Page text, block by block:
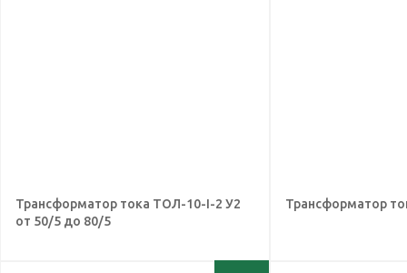
Трансформатор тока ТОЛ-10-I-2 У2
от 50/5 до 80/5
Трансформатор